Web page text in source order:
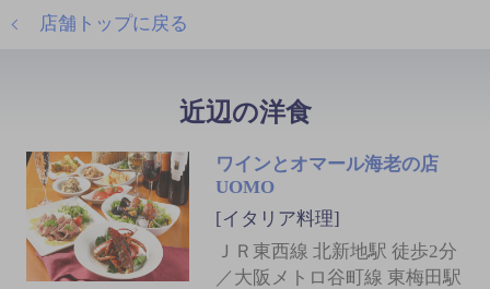
店舗トップに戻る
近辺の洋食
ワインとオマール海老の店
UOMO
[イタリア料理]
ＪＲ東西線 北新地駅 徒歩2分
／大阪メトロ谷町線 東梅田駅